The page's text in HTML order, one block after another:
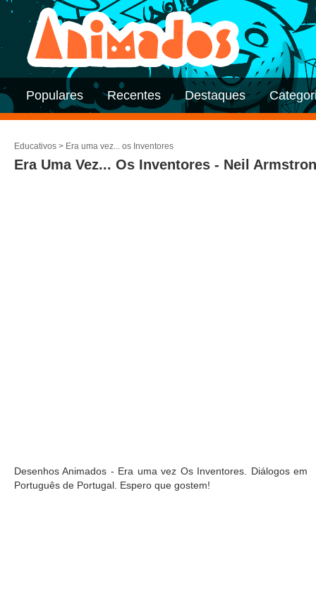
Populares Recentes Destaques
Educativos > Era uma vez... os Inventores
Era Uma Vez... Os Inventores - Neil
Desenhos Animados - Era uma vez Os Inventores. Diálogos em
Português de Portugal. Espero que gostem!